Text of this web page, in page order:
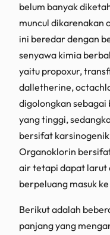
belum banyak
muncul dikarenakan
ini beredar dengan
senyawa kimia
yaitu propoxur,
dalletherine,
digolongkan sebagai
yang tinggi,
bersifat
Organoklorin
air tetapi dapat larut
berpeluang masuk
Berikut adalah
panjang yang